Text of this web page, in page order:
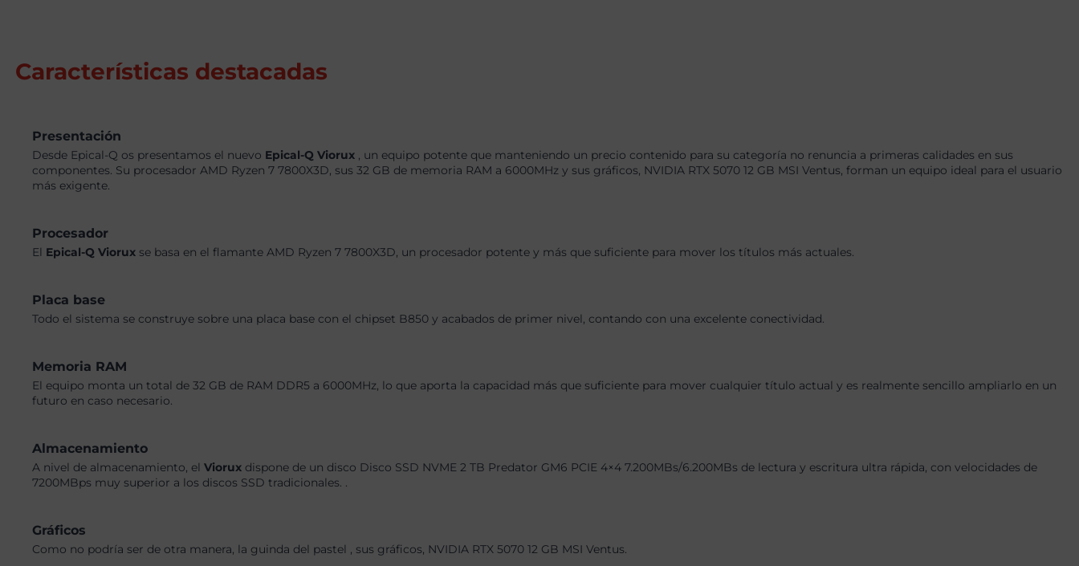
Características destacadas
Presentación
Desde Epical-Q os presentamos el nuevo Epical-Q Viorux , un equipo potente que manteniendo un precio contenido para su categoría no renuncia a primeras calidades en sus
componentes. Su procesador AMD Ryzen 7 7800X3D, sus 32 GB de memoria RAM a 6000MHz y sus gráficos, NVIDIA RTX 5070 12 GB MSI Ventus, forman un equipo ideal para el usuario
más exigente.
Procesador
El Epical-Q Viorux se basa en el flamante AMD Ryzen 7 7800X3D, un procesador potente y más que suficiente para mover los títulos más actuales.
Placa base
Todo el sistema se construye sobre una placa base con el chipset B850 y acabados de primer nivel, contando con una excelente conectividad.
Memoria RAM
El equipo monta un total de 32 GB de RAM DDR5 a 6000MHz, lo que aporta la capacidad más que suficiente para mover cualquier título actual y es realmente sencillo ampliarlo en un
futuro en caso necesario.
Almacenamiento
A nivel de almacenamiento, elViorux dispone de un disco Disco SSD NVME 2 TB Predator GM6 PCIE 4×4 7.200MBs/6.200MBs de lectura y escritura ultra rápida, con velocidades de
7200MBps muy superior a los discos SSD tradicionales. .
Gráficos
Como no podría ser de otra manera, la guinda del pastel , sus gráficos, NVIDIA RTX 5070 12 GB MSI Ventus.